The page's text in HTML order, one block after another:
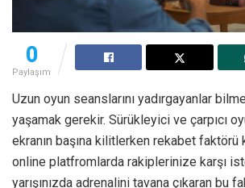
0
Paylaşım
Uzun oyun seanslarını yadırgayanlar
yaşamak gerekir. Sürükleyici ve çarpıcı
ekranın başına kilitlerken rekabet faktörü
online platfromlarda rakiplerinize karşı
yarışınızda adrenalini tavana çıkaran bu